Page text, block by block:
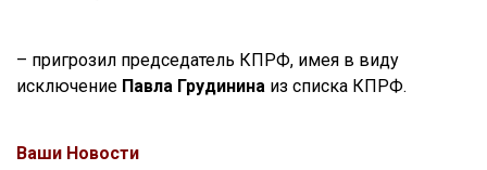
– пригрозил председатель КПРФ, имея в виду
исключение Павла Грудинина из списка КПРФ.
Ваши Новости